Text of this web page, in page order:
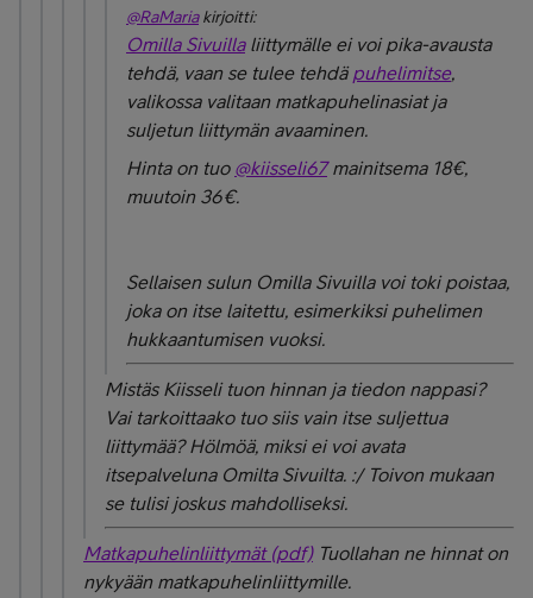
@RaMariakirjoitti:
Omilla Sivuillaliittymälle ei voi pika-avausta
tehdä, vaan se tulee tehdä puhelimitse,
valikossa valitaan matkapuhelinasiat ja
suljetun liittymän avaaminen.
Hinta on tuo @kiisseli67mainitsema 18€,
muutoin 36€.
Sellaisen sulun Omilla Sivuilla voi toki poistaa,
joka on itse laitettu, esimerkiksi puhelimen
hukkaantumisen vuoksi.
Mistäs Kiisseli tuon hinnan ja tiedon nappasi?
Vai tarkoittaako tuo siis vain itse suljettua
liittymää? Hölmöä, miksi ei voi avata
itsepalveluna Omilta Sivuilta. :/ Toivon mukaan
se tulisi joskus mahdolliseksi.
Matkapuhelinliittymät (pdf)Tuollahan ne hinnat on
nykyään matkapuhelinliittymille.